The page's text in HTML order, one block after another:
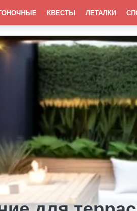
КВЕСТЫ ЛЕТАЛКИ